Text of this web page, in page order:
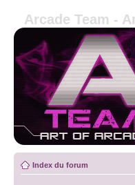
Arcade Team -
Index du forum